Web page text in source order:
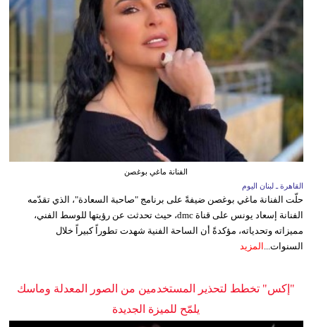
الفنانة ماغي بوغصن
القاهرة ـ لبنان اليوم
حلّت الفنانة ماغي بوغصن ضيفةً على برنامج "صاحبة السعادة"، الذي تقدّمه
الفنانة إسعاد يونس على قناة dmc، حيث تحدثت عن رؤيتها للوسط الفني،
مميزاته وتحدياته، مؤكدةً أن الساحة الفنية شهدت تطوراً كبيراً خلال
السنوات... المزيد
"إكس" تخطط لتحذير المستخدمين من الصور المعدلة وماسك
يلمّح للميزة الجديدة